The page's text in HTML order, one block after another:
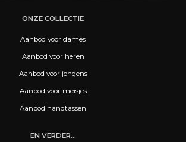
ONZE COLLECTIE
Aanbod voor dames
Aanbod voor heren
Aanbod voor jongens
Aanbod voor meisjes
Aanbod handtassen
EN VERDER...